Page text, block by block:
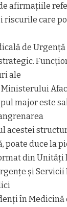
afirmațiile
riscurile care
de
ale
major este
acestei
duce la
din Unități
și Servicii
în Medicină